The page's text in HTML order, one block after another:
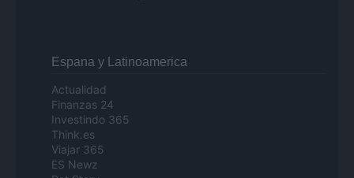
Espana y Latinoamerica
Actualidad
Finanzas 24
Investindo 365
Think.es
Viajar 365
ES Newz